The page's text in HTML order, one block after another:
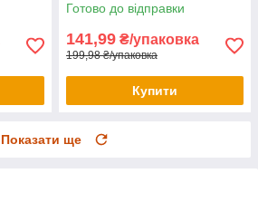
Готово до відправки
141,99 ₴/упаковка
199,98 ₴/упаковка
Купити
Показати ще